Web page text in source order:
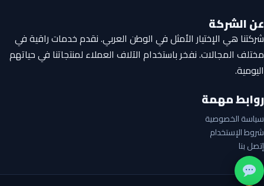
عن الشركة
شركتنا هي الإختيار الأمثل في الوطن العربي. نقدم خدمات راقية في
مختلف المجالات. نفخر باستخدام الآلاف العملاء لمنتجاتنا في حياتهم
اليومية.
روابط مهمة
سياسة الخصوصية
شروط الإستخدام
إتصل بنا